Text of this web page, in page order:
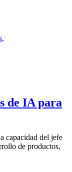
de IA para
capacidad del jefe
de productos,